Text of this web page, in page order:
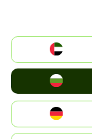
الإمارات العربية المتحدة
Switzerland
Deutschland